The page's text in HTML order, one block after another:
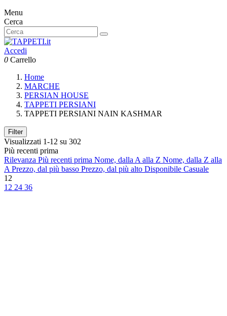
Menu
Cerca
Accedi
0 Carrello
Home
MARCHE
PERSIAN HOUSE
TAPPETI PERSIANI
TAPPETI PERSIANI NAIN KASHMAR
Filter
Visualizzati 1-12 su 302
Più recenti prima
Rilevanza Più recenti prima Nome, dalla A alla Z Nome, dalla Z alla
A Prezzo, dal più basso Prezzo, dal più alto Disponibile Casuale
12
12 24 36